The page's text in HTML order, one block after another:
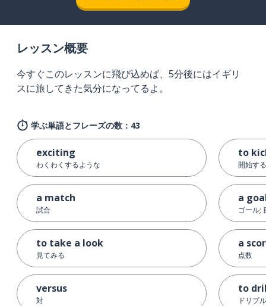
レッスン概要
今すぐこのレッスンに飛び込めば、5分後にはイギリ
スに旅してきた気分になってるよ。
学ぶ単語とフレーズの数：43
exciting
わくわくするような
a match
試合
to take a look
見てみる
versus
対
to
開始す
a
ゴール;
a
点数
to
ドリブ